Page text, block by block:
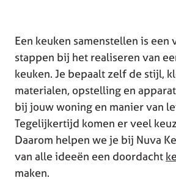
Een keuken samenstellen is een
stappen bij het realiseren van
keuken. Je bepaalt zelf de stijl,
materialen, opstelling en
bij jouw woning en manier van
Tegelijkertijd komen er veel
Daarom helpen we je bij Nuva
van alle ideeën een doordacht
maken.